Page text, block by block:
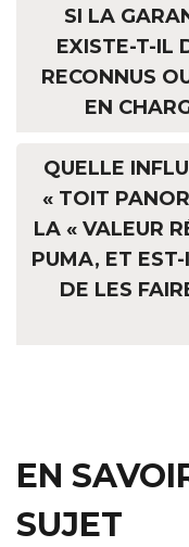
SI LA
EXISTE-T-IL
RECONNUS
EN
QUELLE
« TOIT
LA « VALEUR
PUMA, ET
DE LES
EN
SUJET